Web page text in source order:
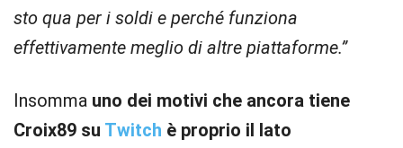
sto qua per i soldi e perché funziona
effettivamente meglio di altre piattaforme.”
Insomma uno dei motivi che ancora tiene
Croix89 su Twitch è proprio il lato